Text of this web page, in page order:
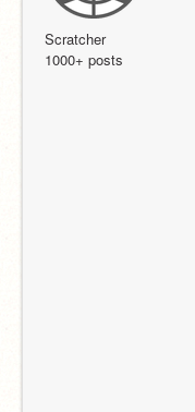
Scratcher
1000+ posts